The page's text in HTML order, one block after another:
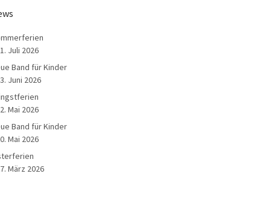
Juli 2026
Band für Kinder
Juni 2026
Mai 2026
Band für Kinder
Mai 2026
März 2026